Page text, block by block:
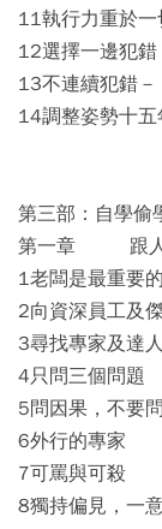
11執行力重於一
12選擇一邊犯
13不連續犯錯
14調整姿勢十五
第三部：自學偷
第一章 跟
1老闆是最重要
2向資深員工及
3尋找專家及達人
4只問三個問題
5問因果，不要
6外行的專家
7可罵與可殺
8獨持偏見，一